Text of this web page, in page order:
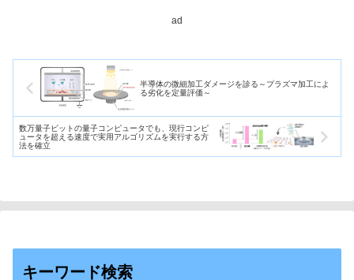
ad
半導体の微細加工ダメージを診る～プラズマ加工によ
る劣化を定量評価～
数万量子ビットの量子コンピュータでも、現行コンピ
ュータを超える速度で実用アルゴリズムを実行する方
法を確立
キーワード検索